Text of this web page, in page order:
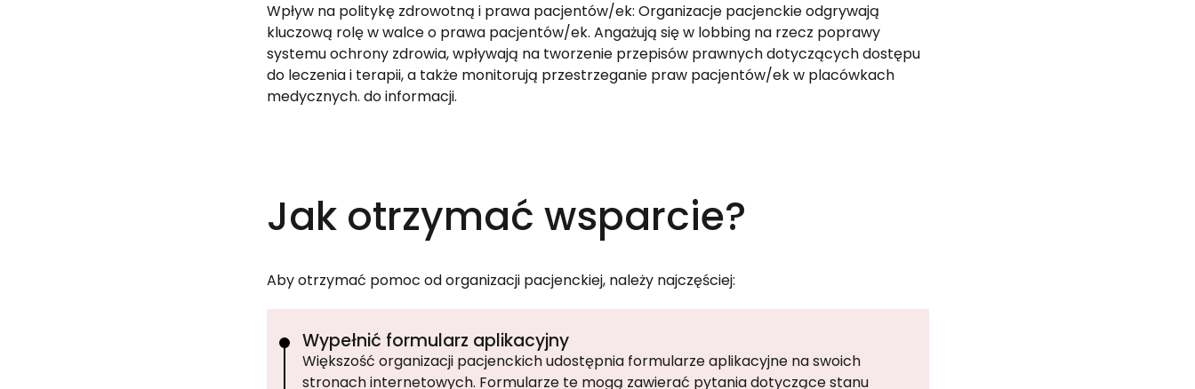
Wpływ na politykę zdrowotną i prawa pacjentów/ek: Organizacje pacjenckie odgrywają
kluczową rolę w walce o prawa pacjentów/ek. Angażują się w lobbing na rzecz poprawy
systemu ochrony zdrowia, wpływają na tworzenie przepisów prawnych dotyczących dostępu
do leczenia i terapii, a także monitorują przestrzeganie praw pacjentów/ek w placówkach
medycznych. do informacji.
Jak otrzymać wsparcie?
Aby otrzymać pomoc od organizacji pacjenckiej, należy najczęściej:
Wypełnić formularz aplikacyjny
Większość organizacji pacjenckich udostępnia formularze aplikacyjne na swoich
stronach internetowych. Formularze te mogą zawierać pytania dotyczące stanu